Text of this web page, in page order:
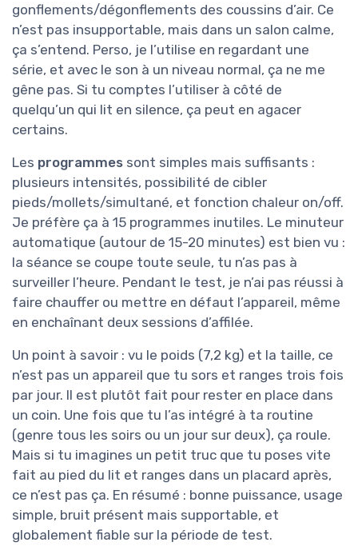
gonflements/dégonflements des coussins d’air. Ce
n’est pas insupportable, mais dans un salon calme,
ça s’entend. Perso, je l’utilise en regardant une
série, et avec le son à un niveau normal, ça ne me
gêne pas. Si tu comptes l’utiliser à côté de
quelqu’un qui lit en silence, ça peut en agacer
certains.
Les programmes sont simples mais suffisants :
plusieurs intensités, possibilité de cibler
pieds/mollets/simultané, et fonction chaleur on/off.
Je préfère ça à 15 programmes inutiles. Le minuteur
automatique (autour de 15-20 minutes) est bien vu :
la séance se coupe toute seule, tu n’as pas à
surveiller l’heure. Pendant le test, je n’ai pas réussi à
faire chauffer ou mettre en défaut l’appareil, même
en enchaînant deux sessions d’affilée.
Un point à savoir : vu le poids (7,2 kg) et la taille, ce
n’est pas un appareil que tu sors et ranges trois fois
par jour. Il est plutôt fait pour rester en place dans
un coin. Une fois que tu l’as intégré à ta routine
(genre tous les soirs ou un jour sur deux), ça roule.
Mais si tu imagines un petit truc que tu poses vite
fait au pied du lit et ranges dans un placard après,
ce n’est pas ça. En résumé : bonne puissance, usage
simple, bruit présent mais supportable, et
globalement fiable sur la période de test.